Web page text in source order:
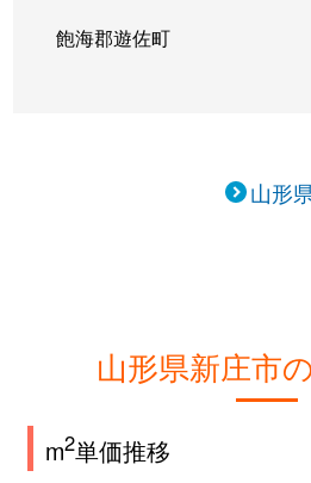
飽海郡遊佐町
山形
山形県新庄市
m2単価推移